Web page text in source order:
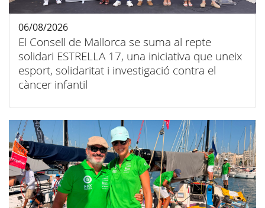
El Consell de Mallorca se suma al repte
solidari ESTRELLA 17, una iniciativa que uneix
esport, solidaritat i investigació contra el
càncer infantil
06/08/2026